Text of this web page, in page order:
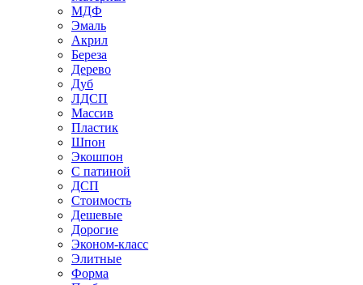
МДФ
Эмаль
Акрил
Береза
Дерево
Дуб
ЛДСП
Массив
Пластик
Шпон
Экошпон
С патиной
ДСП
Стоимость
Дешевые
Дорогие
Эконом-класс
Элитные
Форма